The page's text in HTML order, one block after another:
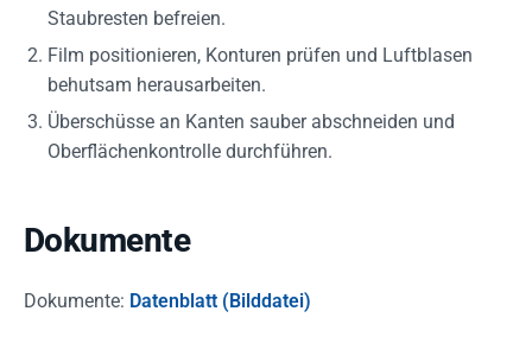
Staubresten befreien.
Film positionieren, Konturen prüfen und Luftblasen
behutsam herausarbeiten.
Überschüsse an Kanten sauber abschneiden und
Oberflächenkontrolle durchführen.
Dokumente
Dokumente: Datenblatt (Bilddatei)